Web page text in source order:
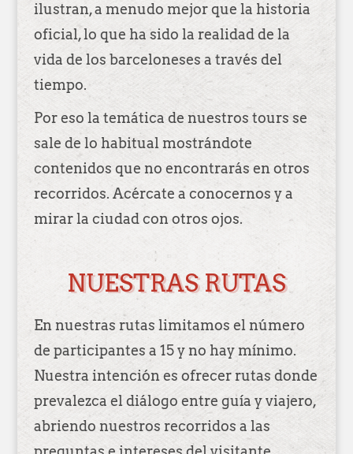
ilustran, a menudo mejor que la historia
oficial, lo que ha sido la realidad de la
vida de los barceloneses a través del
tiempo.
Por eso la temática de nuestros tours se
sale de lo habitual mostrándote
contenidos que no encontrarás en otros
recorridos. Acércate a conocernos y a
mirar la ciudad con otros ojos.
NUESTRAS RUTAS
En nuestras rutas limitamos el número
de participantes a 15 y no hay mínimo.
Nuestra intención es ofrecer rutas donde
prevalezca el diálogo entre guía y viajero,
abriendo nuestros recorridos a las